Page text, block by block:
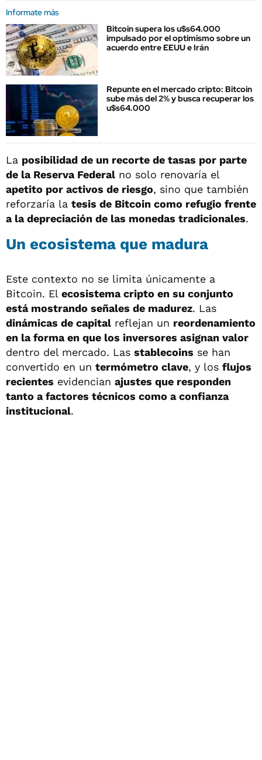
Informate más
Bitcoin supera los u$s64.000
impulsado por el optimismo sobre un
acuerdo entre EEUU e Irán
Repunte en el mercado cripto: Bitcoin
sube más del 2% y busca recuperar los
u$s64.000
La posibilidad de un recorte de tasas por parte
de la Reserva Federal no solo renovaría el
apetito por activos de riesgo, sino que también
reforzaría la tesis de Bitcoin como refugio frente
a la depreciación de las monedas tradicionales.
Un ecosistema que madura
Este contexto no se limita únicamente a
Bitcoin. El ecosistema cripto en su conjunto
está mostrando señales de madurez. Las
dinámicas de capital reflejan un reordenamiento
en la forma en que los inversores asignan valor
dentro del mercado. Las stablecoins se han
convertido en un termómetro clave, y los flujos
recientes evidencian ajustes que responden
tanto a factores técnicos como a confianza
institucional.